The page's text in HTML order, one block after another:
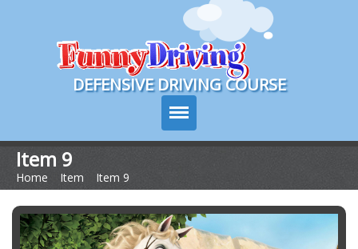
Course Login
DEFENSIVE DRIVING COURSE
Texas Drivers Ed
Course Info
Item 9
Home Item Item 9